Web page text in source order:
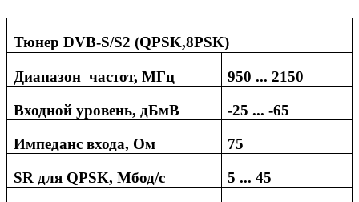
Тюнер DVB-S/S2 (QPSK,8PSK)
Диапазон частот, МГц
950 ... 2150
Входной уровень, дБмВ
-25 ... -65
Импеданс входа, Ом
75
SR для QPSK, Мбод/с
5 ... 45